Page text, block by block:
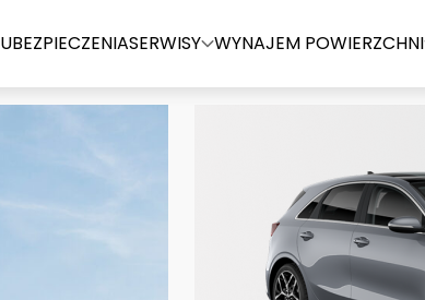
UBEZPIECZENIASERWISY WYNAJEM POWIERZCHNI